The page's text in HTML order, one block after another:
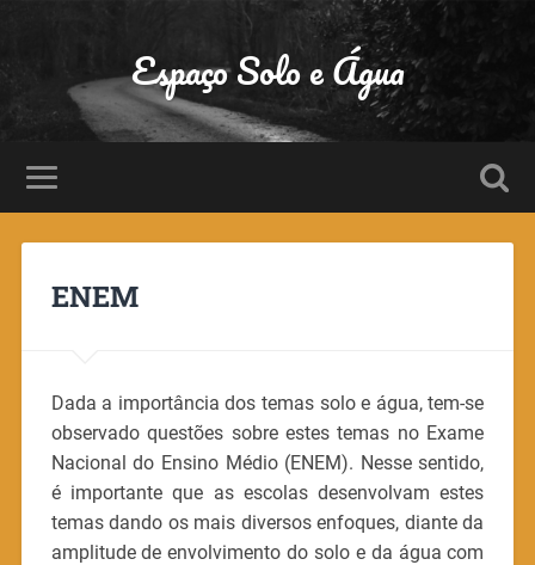
Espaço Solo e Água
ENEM
Dada a importância dos temas solo e água, tem-se
observado questões sobre estes temas no Exame
Nacional do Ensino Médio (ENEM). Nesse sentido,
é importante que as escolas desenvolvam estes
temas dando os mais diversos enfoques, diante da
amplitude de envolvimento do solo e da água com